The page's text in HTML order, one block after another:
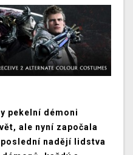
pekelní démoni
ale nyní započala
nadějí lidstva